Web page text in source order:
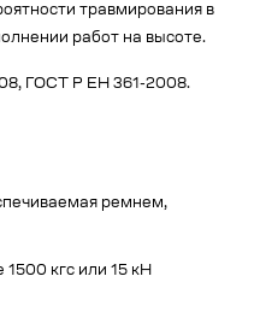
травмирования в
работ на высоте.
ГОСТ Р ЕН 361-2008.
ремнем,
1500 кгс или 15 кН